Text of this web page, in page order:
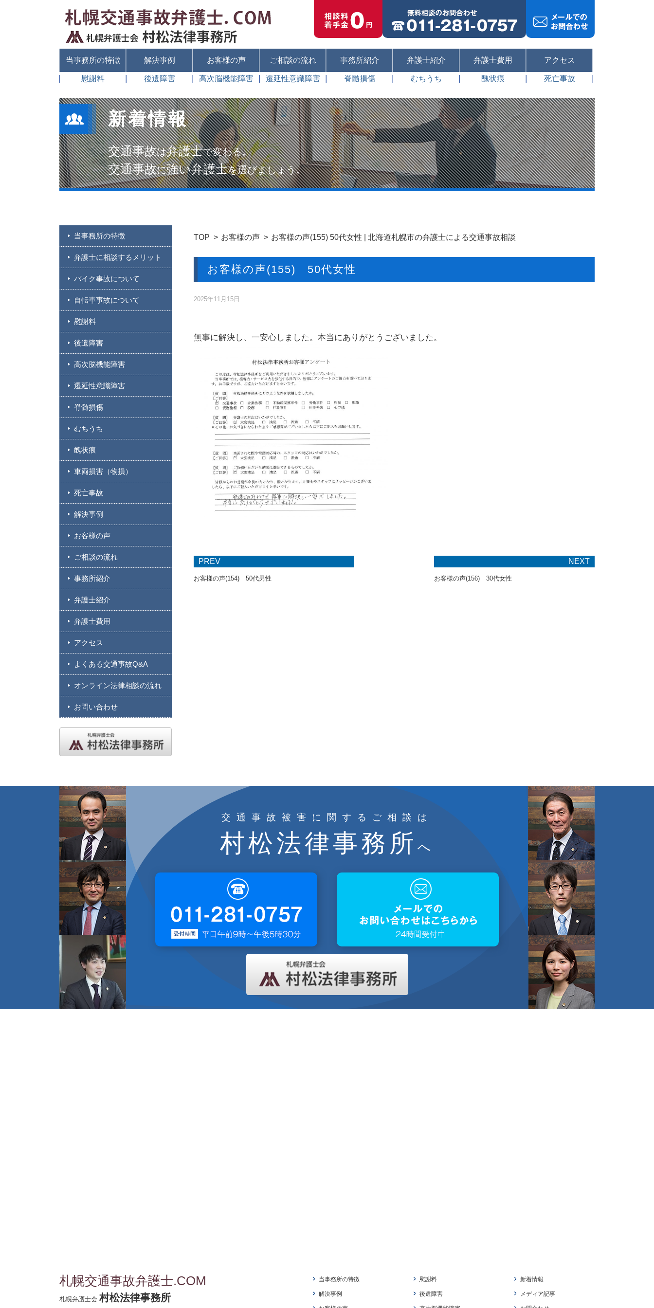
当事務所の特徴 解決事例 お客様の声 ご相談の流れ 事務所紹介 弁護士紹介 弁護士費用 アクセス
慰謝料 後遺障害 高次脳機能障害 遷延性意識障害 脊髄損傷 むちうち 醜状痕 死亡事故
新着情報
交通事故は弁護士で変わる。
交通事故に強い弁護士を選びましょう。
TOP お客様の声 お客様の声(155) 50代女性 | 北海道札幌市の弁護士による交通事故相談
お客様の声(155) 50代女性
2025年11月15日
無事に解決し、一安心しました。本当にありがとうございました。
PREV
お客様の声(154) 50代男性
NEXT
お客様の声(156) 30代女性
当事務所の特徴
弁護士に相談するメリット
バイク事故について
自転車事故について
慰謝料
後遺障害
高次脳機能障害
遷延性意識障害
脊髄損傷
むちうち
醜状痕
車両損害（物損）
死亡事故
解決事例
お客様の声
ご相談の流れ
事務所紹介
弁護士紹介
弁護士費用
アクセス
よくある交通事故Q&A
オンライン法律相談の流れ
お問い合わせ
交通事故被害に関するご相談は
村松法律事務所 へ
札幌交通事故弁護士.COM
札幌弁護士会村松法律事務所
当事務所の特徴
解決事例
慰謝料
後遺障害
新着情報
メディア記事